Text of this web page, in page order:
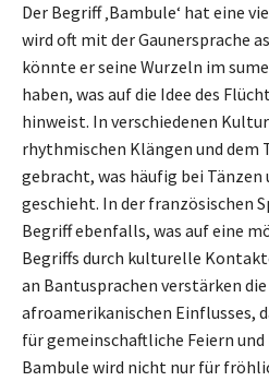
Der Begriff ‚Bambule‘ hat eine
wird oft mit der Gaunersprache
könnte er seine Wurzeln im
haben, was auf die Idee des
hinweist. In verschiedenen
rhythmischen Klängen und dem
gebracht, was häufig bei
geschieht. In der französischen
Begriff ebenfalls, was auf eine
Begriffs durch kulturelle
an Bantusprachen verstärken
afroamerikanischen Einflusses,
für gemeinschaftliche Feiern
Bambule wird nicht nur für